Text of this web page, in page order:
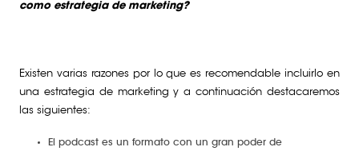
como estrategia de marketing?
Existen varias razones por lo que es recomendable incluirlo en
una estrategia de marketing y a continuación destacaremos
las siguientes:
El podcast es un formato con un gran poder de